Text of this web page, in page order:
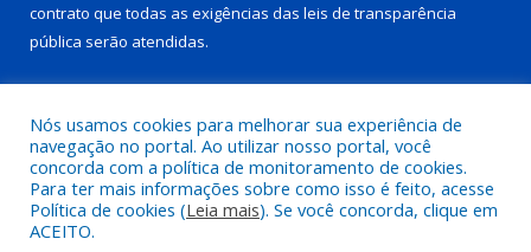
contrato que todas as exigências das leis de transparência
pública serão atendidas.
Todos os direitos reservados a Prefeitura Municipal de Juruti.
Nós usamos cookies para melhorar sua experiência de
navegação no portal. Ao utilizar nosso portal, você
concorda com a política de monitoramento de cookies.
Para ter mais informações sobre como isso é feito, acesse
Política de cookies (Leia mais). Se você concorda, clique em
ACEITO.